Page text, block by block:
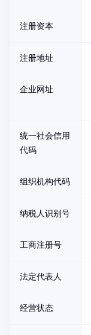
注册资本
注册地址
企业网址
统一社会信用
代码
组织机构代码
纳税人识别号
工商注册号
法定代表人
经营状态